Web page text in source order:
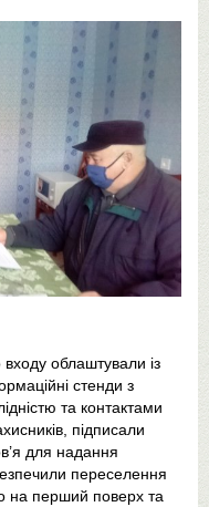
облаштували із
стенди з
та контактами
підписали
для надання
переселення
на перший поверх та